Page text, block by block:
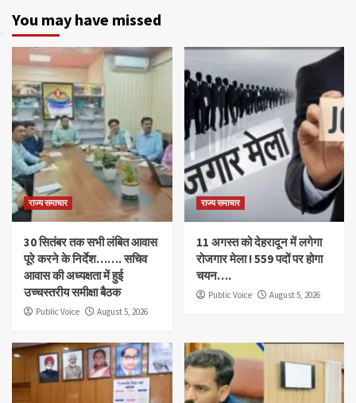
You may have missed
राज्य समाचार
30 सितंबर तक सभी लंबित आवास
पूरे करने के निर्देश……. सचिव
आवास की अध्यक्षता में हुई
उच्चस्तरीय समीक्षा बैठक
Public Voice August 5, 2026
राज्य समाचार
11 अगस्त को देहरादून में लगेगा
रोजगार मेला ! 559 पदों पर होगा
चयन….
Public Voice August 5, 2026